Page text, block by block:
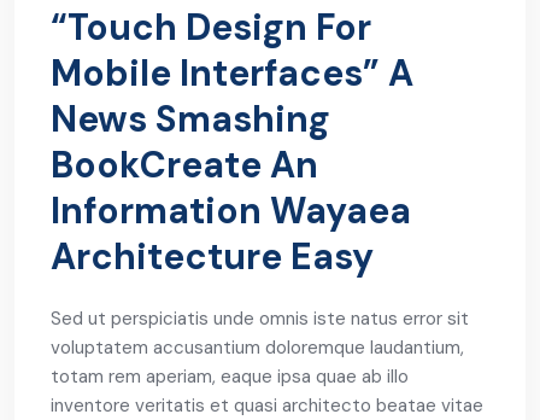
“Touch Design For
Mobile Interfaces” A
News Smashing
BookCreate An
Information Wayaea
Architecture Easy
Sed ut perspiciatis unde omnis iste natus error sit
voluptatem accusantium doloremque laudantium,
totam rem aperiam, eaque ipsa quae ab illo
inventore veritatis et quasi architecto beatae vitae